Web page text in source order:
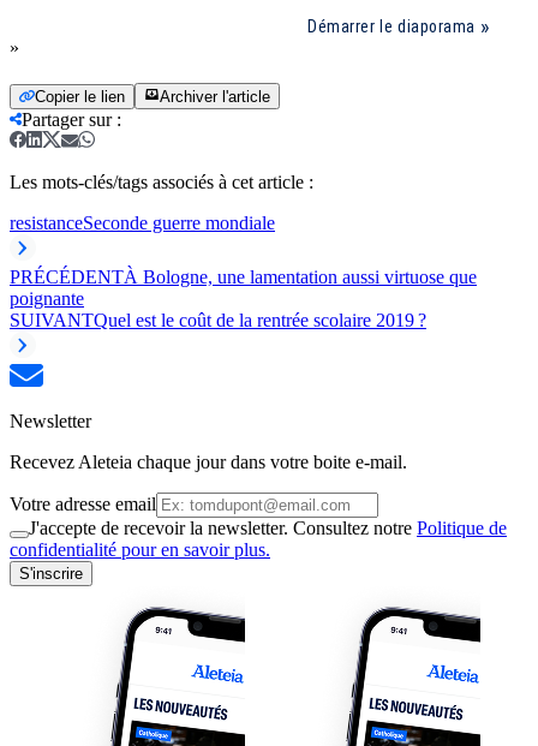
Démarrer le diaporama
»
Copier le lien Archiver l'article
Partager sur:
Les mots-clés/tags associés à cet article :
resistanceSeconde guerre mondiale
PRÉCÉDENTÀ Bologne, une lamentation aussi virtuose que
poignante
SUIVANTQuel est le coût de la rentrée scolaire 2019 ?
Newsletter
Recevez Aleteia chaque jour dans votre boite e-mail.
Votre adresse email
J'accepte de recevoir la newsletter. Consultez notre Politique de
confidentialité pour en savoir plus.
S'inscrire